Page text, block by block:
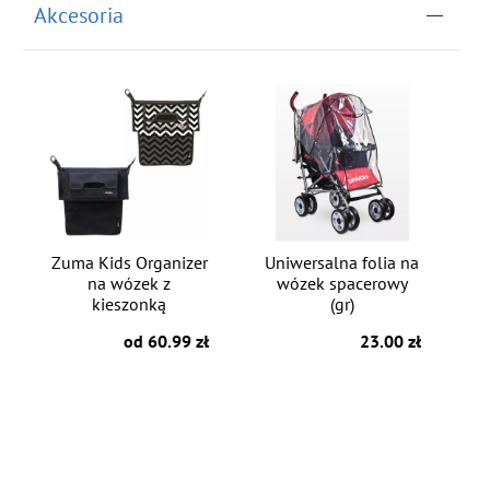
Akcesoria
Zuma Kids Organizer
na wózek z
kieszonką
od 60.99 zł
Uniwersalna folia na
wózek spacerowy
(gr)
23.00 zł